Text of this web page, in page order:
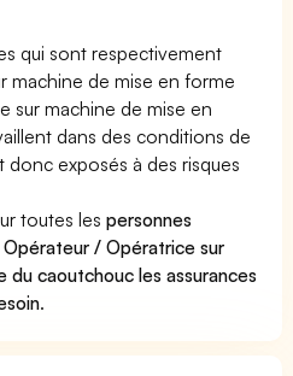
qui sont respectivement
machine de mise en forme
sur machine de mise en
dans des conditions de
exposés à des risques
toutes lespersonnes
/ Opératrice sur
caoutchouc les assurances
.